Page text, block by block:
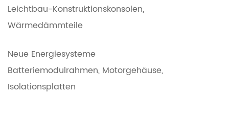
Leichtbau-Konstruktionskonsolen,
Wärmedämmteile
Neue Energiesysteme
Batteriemodulrahmen, Motorgehäuse,
Isolationsplatten